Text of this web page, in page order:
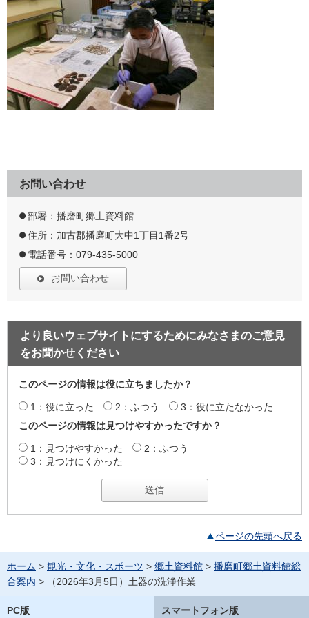
お問い合わせ
部署：播磨町郷土資料館
住所：加古郡播磨町大中1丁目1番2号
電話番号：079-435-5000
お問い合わせ
より良いウェブサイトにするためにみなさまのご意見
をお聞かせください
このページの情報は役に立ちましたか？
1：役に立った 2：ふつう
3：役に立たなかった
このページの情報は見つけやすかったですか？
1：見つけやすかった
2：ふつう
3：見つけにくかった
ページの先頭へ戻る
ホーム > 観光・文化・スポーツ > 郷土資料館 > 播磨町郷土資料館総
合案内 > （2026年3月5日）土器の洗浄作業
PC版 スマートフォン版